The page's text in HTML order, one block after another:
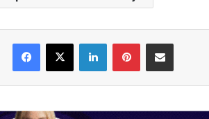
Facebook
X LinkedInPinterestShare via Email